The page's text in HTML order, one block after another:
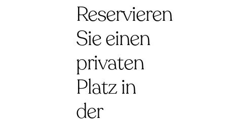
Reservieren
Sie einen
privaten
Platz in
der